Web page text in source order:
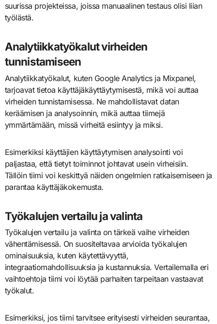
suurissa projekteissa, joissa manuaalinen testaus olisi liian
työlästä.
Analytiikkatyökalut virheiden
tunnistamiseen
Analytiikkatyökalut, kuten Google Analytics ja Mixpanel,
tarjoavat tietoa käyttäjäkäyttäytymisestä, mikä voi auttaa
virheiden tunnistamisessa. Ne mahdollistavat datan
keräämisen ja analysoinnin, mikä auttaa tiimejä
ymmärtämään, missä virheitä esiintyy ja miksi.
Esimerkiksi käyttäjien käyttäytymisen analysointi voi
paljastaa, että tietyt toiminnot johtavat usein virheisiin.
Tällöin tiimi voi keskittyä näiden ongelmien ratkaisemiseen ja
parantaa käyttäjäkokemusta.
Työkalujen vertailu ja valinta
Työkalujen vertailu ja valinta on tärkeä vaihe virheiden
vähentämisessä. On suositeltavaa arvioida työkalujen
ominaisuuksia, kuten käytettävyyttä,
integraatiomahdollisuuksia ja kustannuksia. Vertailemalla eri
vaihtoehtoja tiimi voi löytää parhaiten tarpeitaan vastaavat
työkalut.
Esimerkiksi, jos tiimi tarvitsee erityisesti virheiden seurantaa,